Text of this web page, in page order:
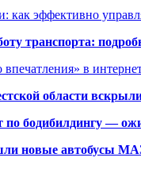
эффективно
транспорта:
в
области
бодибилдингу —
новые автобусы